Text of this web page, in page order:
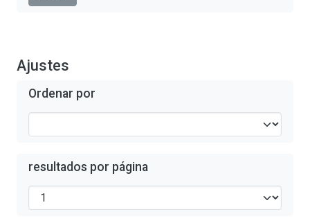
Ajustes
Ordenar por
resultados por página